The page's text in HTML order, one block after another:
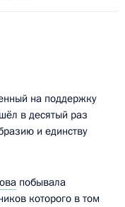
на поддержку
в десятый раз
и единству
побывала
которого в том